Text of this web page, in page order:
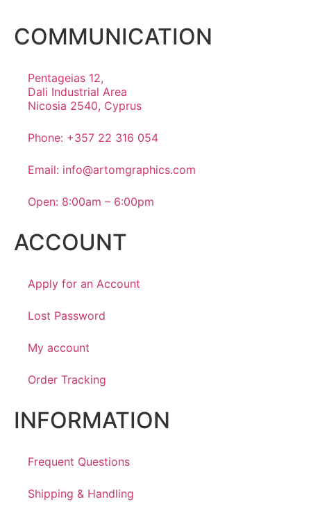
COMMUNICATION
Pentageias 12,
Dali Industrial Area
Nicosia 2540, Cyprus
Phone: +357 22 316 054
Email: info@artomgraphics.com
Open: 8:00am – 6:00pm
ACCOUNT
Apply for an Account
Lost Password
My account
Order Tracking
INFORMATION
Frequent Questions
Shipping & Handling